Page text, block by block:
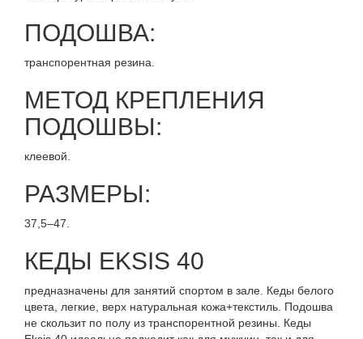
ПОДОШВА:
транспорентная резина.
МЕТОД КРЕПЛЕНИЯ
ПОДОШВЫ:
клеевой.
РАЗМЕРЫ:
37,5–47.
КЕДЫ EKSIS 40
предназначены для занятий спортом в зале. Кеды белого
цвета, легкие, верх натуральная кожа+текстиль. Подошва
не скользит по полу из транспорентной резины. Кеды